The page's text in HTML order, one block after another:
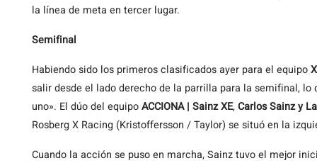
la línea de meta en tercer lugar.
Semifinal
Habiendo sido los primeros clasificados ayer para el equipo
salir desde el lado derecho de la parrilla para la semifinal,
uno». El dúo del equipoACCIONA | Sainz XE,Carlos Sainz y
Rosberg X Racing (Kristoffersson / Taylor) se situó en la
Cuando la acción se puso en marcha, Sainz tuvo el mejor